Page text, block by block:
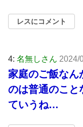
レスにコメント
4: 名無しさん 2024/
家庭のご飯なん
のは普通のこと
ていうね…